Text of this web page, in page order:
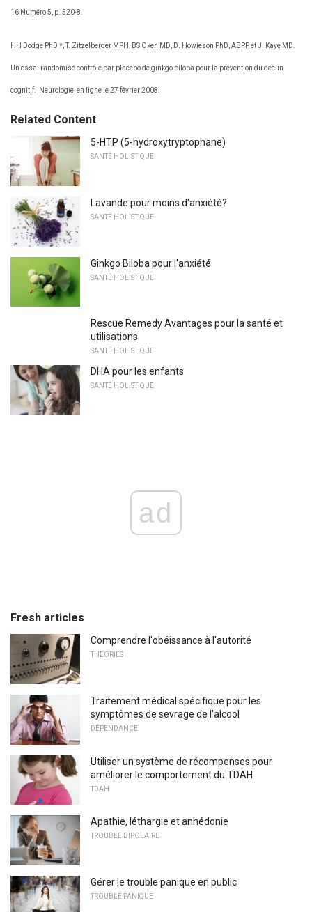
16 Numéro 5, p. 520-8.
HH Dodge PhD *, T. Zitzelberger MPH, BS Oken MD, D. Howieson PhD, ABPP, et J. Kaye MD.
Un essai randomisé contrôlé par placebo de ginkgo biloba pour la prévention du déclin
cognitif. Neurologie, en ligne le 27 février 2008.
Related Content
5-HTP (5-hydroxytryptophane)
SANTÉ HOLISTIQUE
Lavande pour moins d'anxiété?
SANTÉ HOLISTIQUE
Ginkgo Biloba pour l'anxiété
SANTÉ HOLISTIQUE
Rescue Remedy Avantages pour la santé et
utilisations
SANTÉ HOLISTIQUE
DHA pour les enfants
SANTÉ HOLISTIQUE
ad
Fresh articles
Comprendre l'obéissance à l'autorité
THÉORIES
Traitement médical spécifique pour les
symptômes de sevrage de l'alcool
DÉPENDANCE
Utiliser un système de récompenses pour
améliorer le comportement du TDAH
TDAH
Apathie, léthargie et anhédonie
TROUBLE BIPOLAIRE
Gérer le trouble panique en public
TROUBLE PANIQUE